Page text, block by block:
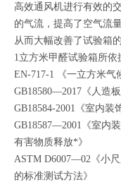
高效通风机进行有效的
的气流，提高了空气流
从而大幅改善了试验箱
1立方米甲醛试验箱所依
EN-717-1 《一立方米气
GB18580—2017《人造
GB18584-2001《室内装
GB18587—2001《室内
有害物质释放*》
ASTM D6007—02《小
的标准测试方法》